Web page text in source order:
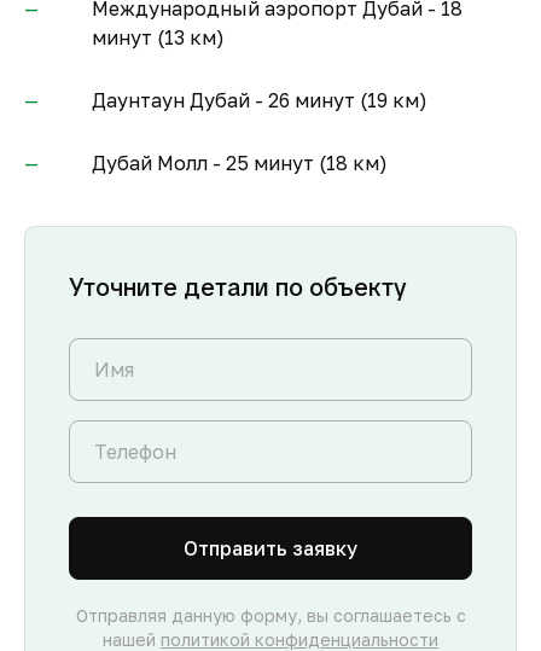
Международный аэропорт Дубай - 18
минут (13 км)
Даунтаун Дубай - 26 минут (19 км)
Дубай Молл - 25 минут (18 км)
Уточните детали по объекту
Отправить заявку
Отправляя данную форму, вы соглашаетесь с
нашей политикой конфиденциальности